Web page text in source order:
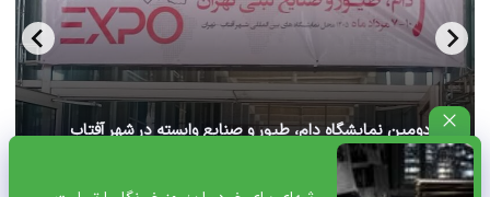
آغاز دومین نمایشگاه دام، طیور و صنایع وابسته در شهر آفتاب
تهران+ ویدئو